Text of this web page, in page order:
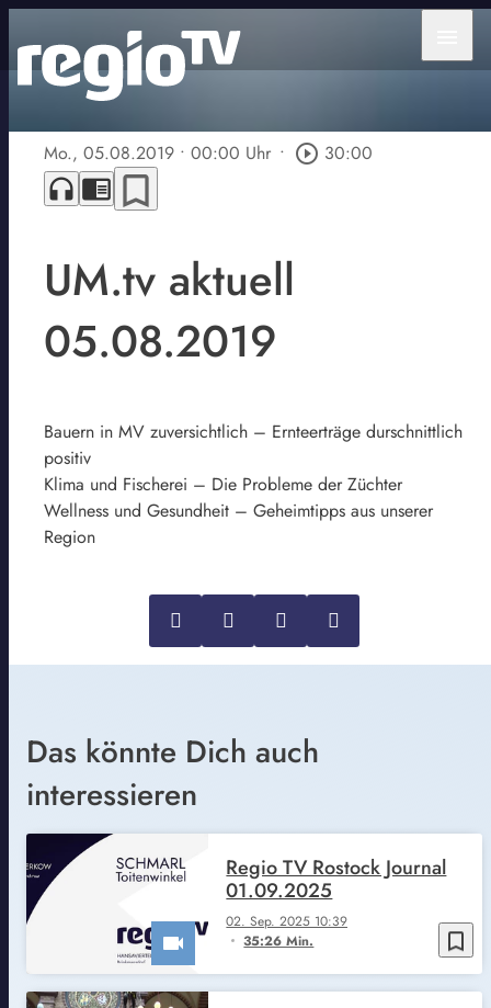
Mo., 05.08.2019 • 00:00 Uhr • play_circle_outline 30:00
headphones chrome_reader_mode bookmark_border
UM.tv aktuell
05.08.2019
Bauern in MV zuversichtlich – Ernteerträge durschnittlich
positiv
Klima und Fischerei – Die Probleme der Züchter
Wellness und Gesundheit – Geheimtipps aus unserer
Region
Das könnte Dich auch
interessieren
bookmark_border
02. Sep. 2025 10:39
35:26 Min.
Regio TV Rostock Journal
01.09.2025